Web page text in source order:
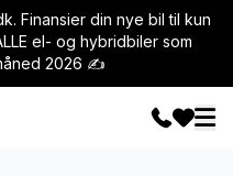
Finansier din nye bil til kun
el- og hybridbiler som
2026 ✍️